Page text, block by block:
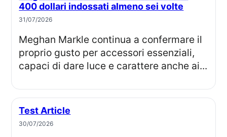
400 dollari indossati almeno sei volte
31/07/2026
Meghan Markle continua a confermare il
proprio gusto per accessori essenziali,
capaci di dare luce e carattere anche ai...
Test Article
30/07/2026